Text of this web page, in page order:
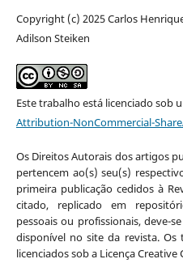
Copyright (c) 2025 Carlos
Adilson Steiken
Este trabalho está licenciado sob
Attribution-NonCommercial-
Os Direitos Autorais dos artigos
pertencem ao(s) seu(s)
primeira publicação cedidos à
citado, replicado em
pessoais ou profissionais, deve-
disponível no site da revista. Os
licenciados sob a Licença Creative